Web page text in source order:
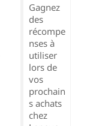
Gagnez
des
récompe
nses à
utiliser
lors de
vos
prochain
s achats
chez